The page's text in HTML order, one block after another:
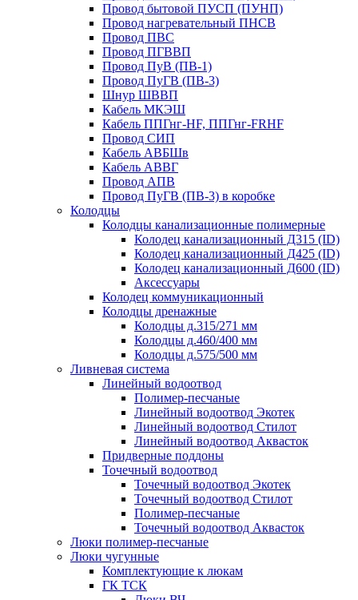
Провод бытовой ПУСП (ПУНП)
Провод нагревательный ПНСВ
Провод ПВС
Провод ПГВВП
Провод ПуВ (ПВ-1)
Провод ПуГВ (ПВ-3)
Шнур ШВВП
Кабель МКЭШ
Кабель ППГнг-HF, ППГнг-FRHF
Провод СИП
Кабель АВБШв
Кабель АВВГ
Провод АПВ
Провод ПуГВ (ПВ-3) в коробке
Колодцы
Колодцы канализационные полимерные
Колодец канализационный Д315 (ID)
Колодец канализационный Д425 (ID)
Колодец канализационный Д600 (ID)
Аксессуары
Колодец коммуникационный
Колодцы дренажные
Колодцы д.315/271 мм
Колодцы д.460/400 мм
Колодцы д.575/500 мм
Ливневая система
Линейный водоотвод
Полимер-песчаные
Линейный водоотвод Экотек
Линейный водоотвод Стилот
Линейный водоотвод Аквасток
Придверные поддоны
Точечный водоотвод
Точечный водоотвод Экотек
Точечный водоотвод Стилот
Полимер-песчаные
Точечный водоотвод Аквасток
Люки полимер-песчаные
Люки чугунные
Комплектующие к люкам
ГК ТСК